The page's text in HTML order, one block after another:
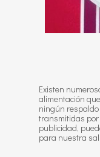
Existen
alimentación
ningún
transmitidas por
publicidad,
para nuestra